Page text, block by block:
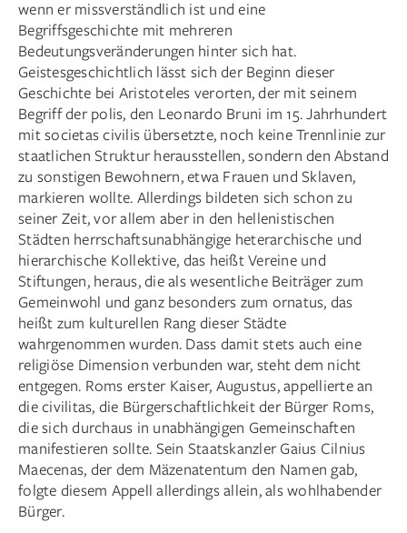
wenn er missverständlich ist und eine
Begriffsgeschichte mit mehreren
Bedeutungsveränderungen hinter sich hat.
Geistesgeschichtlich lässt sich der Beginn dieser
Geschichte bei Aristoteles verorten, der mit seinem
Begriff der polis, den Leonardo Bruni im 15. Jahrhundert
mit societas civilis übersetzte, noch keine Trennlinie zur
staatlichen Struktur herausstellen, sondern den Abstand
zu sonstigen Bewohnern, etwa Frauen und Sklaven,
markieren wollte. Allerdings bildeten sich schon zu
seiner Zeit, vor allem aber in den hellenistischen
Städten herrschaftsunabhängige heterarchische und
hierarchische Kollektive, das heißt Vereine und
Stiftungen, heraus, die als wesentliche Beiträger zum
Gemeinwohl und ganz besonders zum ornatus, das
heißt zum kulturellen Rang dieser Städte
wahrgenommen wurden. Dass damit stets auch eine
religiöse Dimension verbunden war, steht dem nicht
entgegen. Roms erster Kaiser, Augustus, appellierte an
die civilitas, die Bürgerschaftlichkeit der Bürger Roms,
die sich durchaus in unabhängigen Gemeinschaften
manifestieren sollte. Sein Staatskanzler Gaius Cilnius
Maecenas, der dem Mäzenatentum den Namen gab,
folgte diesem Appell allerdings allein, als wohlhabender
Bürger.